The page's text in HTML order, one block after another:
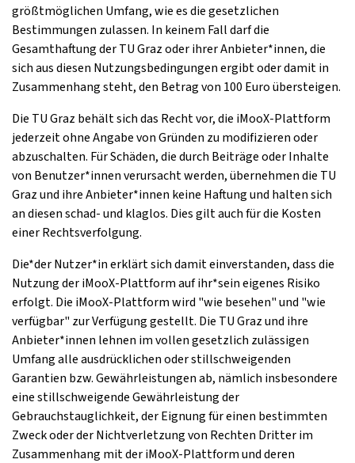
größtmöglichen Umfang, wie es die gesetzlichen
Bestimmungen zulassen. In keinem Fall darf die
Gesamthaftung der TU Graz oder ihrer Anbieter*innen, die
sich aus diesen Nutzungsbedingungen ergibt oder damit in
Zusammenhang steht, den Betrag von 100 Euro übersteigen.
Die TU Graz behält sich das Recht vor, die iMooX-Plattform
jederzeit ohne Angabe von Gründen zu modifizieren oder
abzuschalten. Für Schäden, die durch Beiträge oder Inhalte
von Benutzer*innen verursacht werden, übernehmen die TU
Graz und ihre Anbieter*innen keine Haftung und halten sich
an diesen schad- und klaglos. Dies gilt auch für die Kosten
einer Rechtsverfolgung.
Die*der Nutzer*in erklärt sich damit einverstanden, dass die
Nutzung der iMooX-Plattform auf ihr*sein eigenes Risiko
erfolgt. Die iMooX-Plattform wird "wie besehen" und "wie
verfügbar" zur Verfügung gestellt. Die TU Graz und ihre
Anbieter*innen lehnen im vollen gesetzlich zulässigen
Umfang alle ausdrücklichen oder stillschweigenden
Garantien bzw. Gewährleistungen ab, nämlich insbesondere
eine stillschweigende Gewährleistung der
Gebrauchstauglichkeit, der Eignung für einen bestimmten
Zweck oder der Nichtverletzung von Rechten Dritter im
Zusammenhang mit der iMooX-Plattform und deren